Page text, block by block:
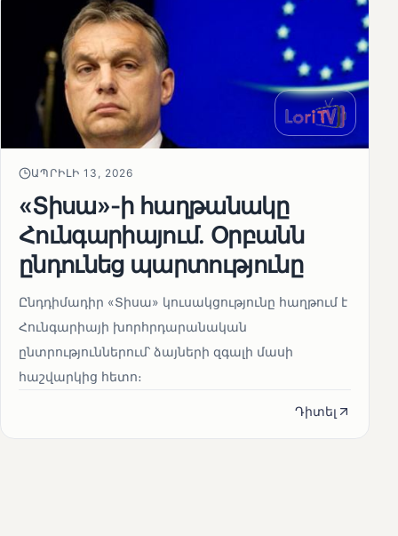
ԱՊՐԻԼԻ 13, 2026
«Տիսա»-ի հաղթանակը
Հունգարիայում․ Օրբանն
ընդունեց պարտությունը
Ընդդիմադիր «Տիսա» կուսակցությունը հաղթում է
Հունգարիայի խորհրդարանական
ընտրություններում՝ ձայների զգալի մասի
հաշվարկից հետո։
Դիտել